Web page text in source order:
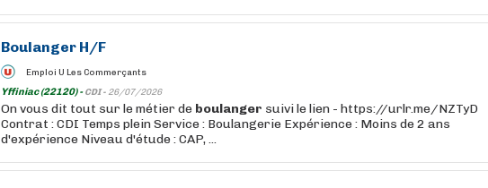
Boulanger H/F
Emploi U Les Commerçants
Yffiniac (22120) -CDI - 26/07/2026
On vous dit tout sur le métier de boulanger suivi le lien - https://urlr.me/NZTyD
Contrat : CDI Temps plein Service : Boulangerie Expérience : Moins de 2 ans
d'expérience Niveau d'étude : CAP, ...